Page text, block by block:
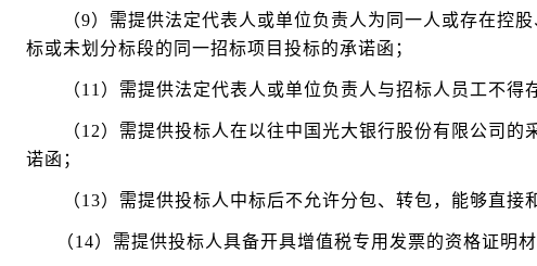
（9）需提供法定代表人或单位负责人为同一人或存在控
标或未划分标段的同一招标项目投标的承诺函；
（11）需提供法定代表人或单位负责人与招标人员工不得
（12）需提供投标人在以往中国光大银行股份有限公司
诺函；
（13）需提供投标人中标后不允许分包、转包，能够直接
（14）需提供投标人具备开具增值税专用发票的资格证明